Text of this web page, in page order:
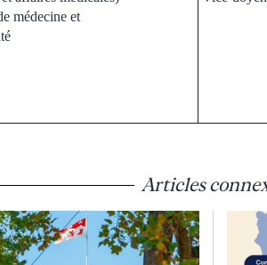
médecine et
Articles